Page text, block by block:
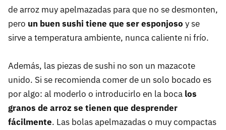
de arroz muy apelmazadas para que no se desmonten,
pero un buen sushi tiene que ser esponjoso y se
sirve a temperatura ambiente, nunca caliente ni frío.
Además, las piezas de sushi no son un mazacote
unido. Si se recomienda comer de un solo bocado es
por algo: al moderlo o introducirlo en la boca los
granos de arroz se tienen que desprender
fácilmente. Las bolas apelmazadas o muy compactas